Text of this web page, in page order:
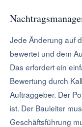
Jede Änderung auf
bewertet und dem
Das erfordert ein
Bewertung durch
Auftraggeber. Der
ist. Der Bauleiter
Geschäftsführung